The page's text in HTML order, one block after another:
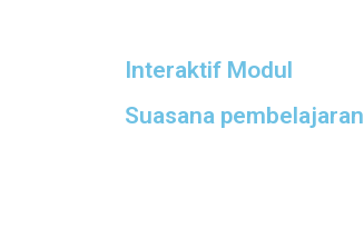
Interaktif Modul
Suasana pembelajaran